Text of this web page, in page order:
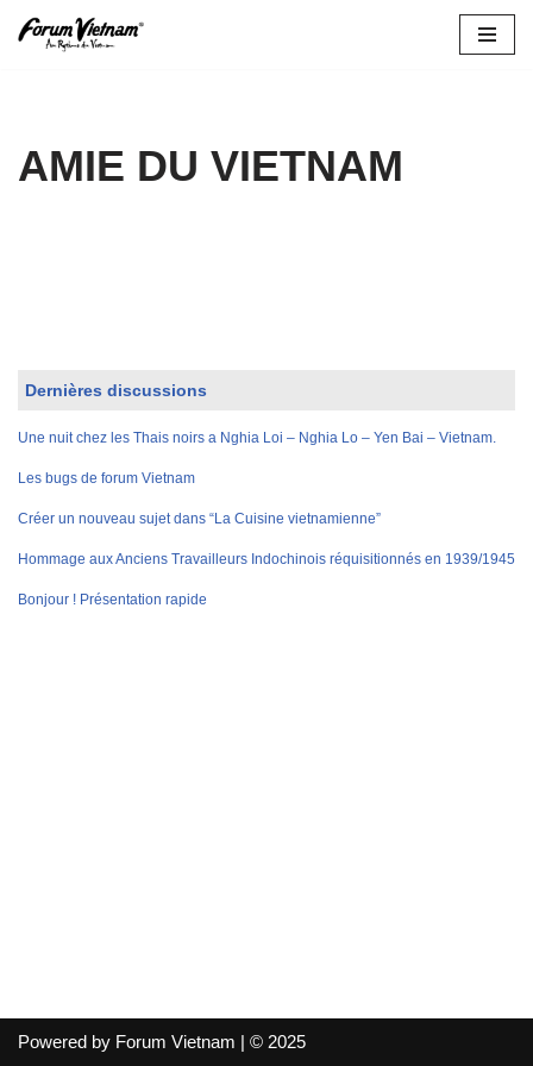
AMIE DU VIETNAM
Dernières discussions
Une nuit chez les Thais noirs a Nghia Loi – Nghia Lo – Yen Bai – Vietnam.
Les bugs de forum Vietnam
Créer un nouveau sujet dans “La Cuisine vietnamienne”
Hommage aux Anciens Travailleurs Indochinois réquisitionnés en 1939/1945
Bonjour ! Présentation rapide
Powered by Forum Vietnam | © 2025